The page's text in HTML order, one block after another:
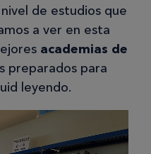
de estudios que
a ver en esta
academias de
preparados para
leyendo.